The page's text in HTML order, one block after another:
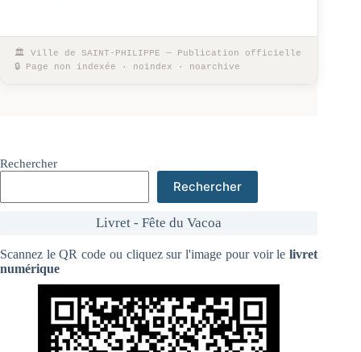
🏛 Ville de SAINT-PHILIPPE — Publication officielle
🔒 Page non indexée · noindex · noarchive
Rechercher
Rechercher
Livret - Fête du Vacoa
Scannez le QR code ou cliquez sur l'image pour voir lelivret
numérique